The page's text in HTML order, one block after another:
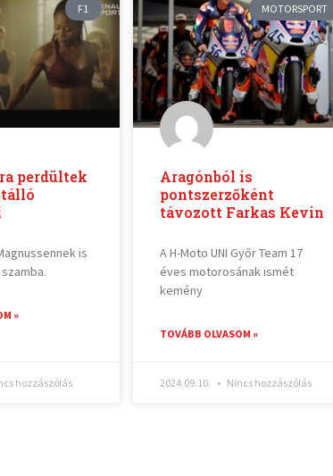
F1
perdültek
is
»
hozzászólás
MOTORSPORT
Aragónból is
pontszerzőként
távozott Farkas Kevin
A H-Moto UNI Győr Team 17
éves motorosának ismét
kemény
TOVÁBB OLVASOM »
2024.09.10. Nincs hozzászólás